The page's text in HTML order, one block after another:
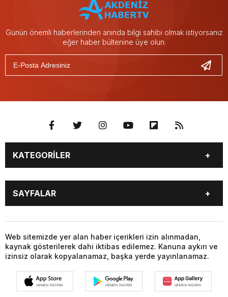
Günün önemli haberlerinden anında bilgi sahibi olmak istiyorsanız
eğer haber bültenine üye olun.
KATEGORİLER
GÜNDEM
SEKTÖR ÖZEL
DÜNYA
EKONOMİ
SPOR
SAYFALAR
DÜNYA
SİYASET
EKONOMİ
SPOR
Web sitemizde yer alan haber içerikleri izin alınmadan,
kaynak gösterilerek dahi iktibas edilemez. Kanuna aykırı ve
izinsiz olarak kopyalanamaz, başka yerde yayınlanamaz.